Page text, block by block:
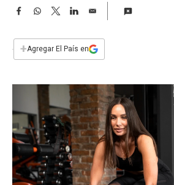
F
e
b
W
s
T
w
t
L
n
E
i
l
+Agregar El País en